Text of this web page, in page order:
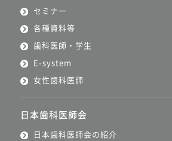
セミナー
各種資料等
歯科医師・学生
E-system
女性歯科医師
日本歯科医師会
日本歯科医師会の紹介